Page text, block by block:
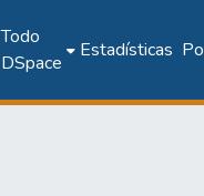
Todo
DSpace
Estadísticas